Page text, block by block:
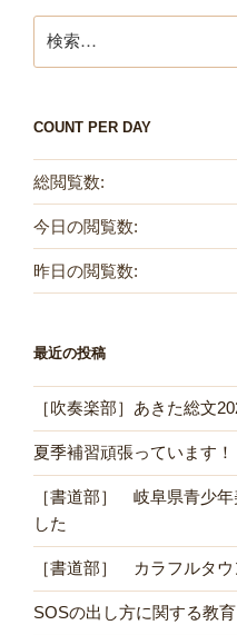
索:
COUNT PER DAY
総閲覧数:
今日の閲覧数:
昨日の閲覧数:
最近の投稿
［吹奏楽部］あきた総文
夏季補習頑張っています！
［書道部］ 岐阜県青少
した
［書道部］ カラフルタ
SOSの出し方に関する教